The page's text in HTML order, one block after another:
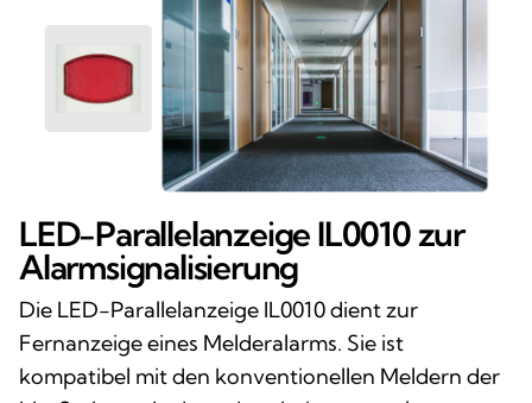
LED-Parallelanzeige IL0010 zur
Alarmsignalisierung
Die LED-Parallelanzeige IL0010 dient zur
Fernanzeige eines Melderalarms. Sie ist
kompatibel mit den konventionellen Meldern der